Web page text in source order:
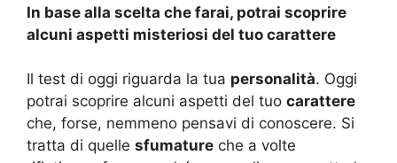
In base alla scelta che farai, potrai scoprire
alcuni aspetti misteriosi del tuo carattere
Il test di oggi riguarda la tua personalità. Oggi
potrai scoprire alcuni aspetti del tuo carattere
che, forse, nemmeno pensavi di conoscere. Si
tratta di quelle sfumature che a volte